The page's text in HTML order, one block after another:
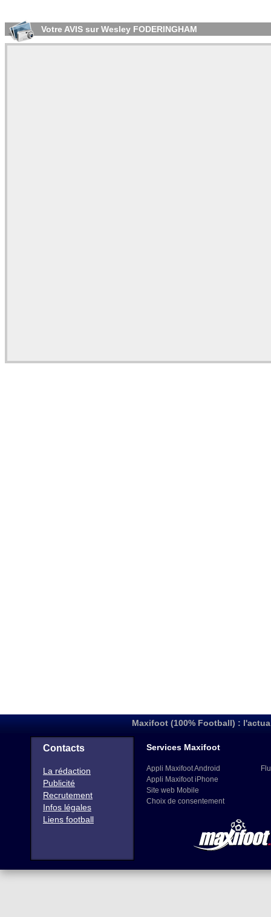
Votre AVIS sur Wesley FODERINGHAM
Maxifoot (100% Football) :
Contacts
La rédaction
Publicité
Recrutement
Infos légales
Liens football
Services Maxifoot
Appli Maxifoot Android
Appli Maxifoot iPhone
Site web Mobile
Choix de consentement